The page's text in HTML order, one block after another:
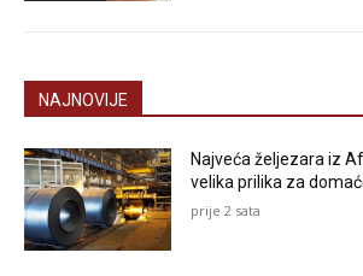
NAJNOVIJE
Najveća željezara iz
velika prilika za
prije 2 sata